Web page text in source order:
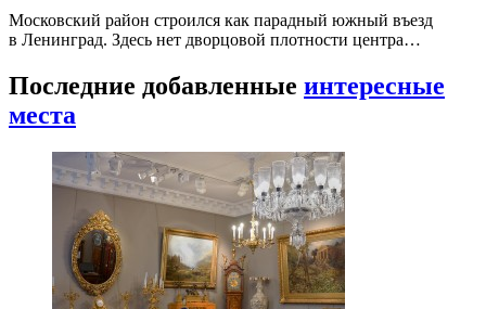
Московский район строился как парадный южный въезд
в Ленинград. Здесь нет дворцовой плотности центра…
Последние добавленные интересные
места